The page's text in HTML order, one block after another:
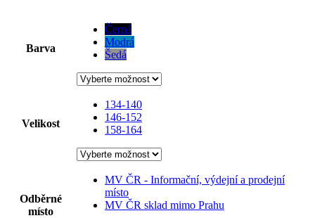
Barva
Černá
Modrá
Šedá
Velikost
134-140
146-152
158-164
Odběrné
místo
MV ČR - Informační, výdejní a prodejní
místo
MV ČR sklad mimo Prahu